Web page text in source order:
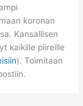
koronan
Kansallisen
kaikille piireille
). Toimitaan